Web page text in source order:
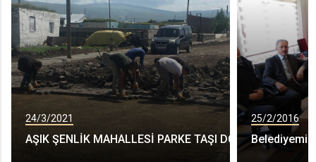
24/3/2021
AŞIK ŞENLİK MAHALLESİ PARKE TAŞI DÖŞEME
25/2/2016